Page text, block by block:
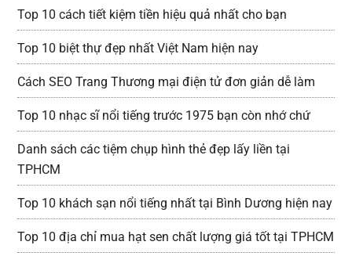
Top 10 cách tiết kiệm tiền hiệu quả nhất cho bạn
Top 10 biệt thự đẹp nhất Việt Nam hiện nay
Cách SEO Trang Thương mại điện tử đơn giản dễ làm
Top 10 nhạc sĩ nổi tiếng trước 1975 bạn còn nhớ chứ
Danh sách các tiệm chụp hình thẻ đẹp lấy liền tại
TPHCM
Top 10 khách sạn nổi tiếng nhất tại Bình Dương hiện nay
Top 10 địa chỉ mua hạt sen chất lượng giá tốt tại TPHCM